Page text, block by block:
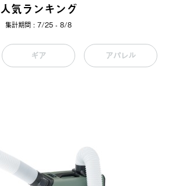
人気ランキング
集計期間 : 7/25 - 8/8
ギア アパレル